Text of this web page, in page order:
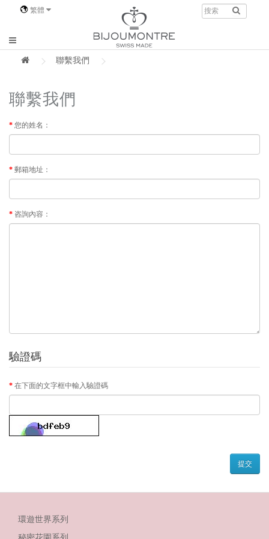
繁體
聯繫我們
聯繫我們
您的姓名：
郵箱地址：
咨詢內容：
驗證碼
在下面的文字框中輸入驗證碼
環遊世界系列